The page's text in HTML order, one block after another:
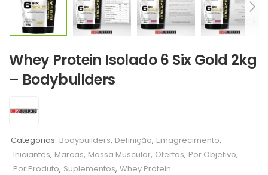
Whey Protein Isolado 6 Six Gold 2kg
– Bodybuilders
Categorias: Bodybuilders, Definição, Emagrecimento,
Iniciantes, Marcas, Massa Muscular, Ofertas, Por Objetivo,
Por Produto, Suplementos, Whey Protein